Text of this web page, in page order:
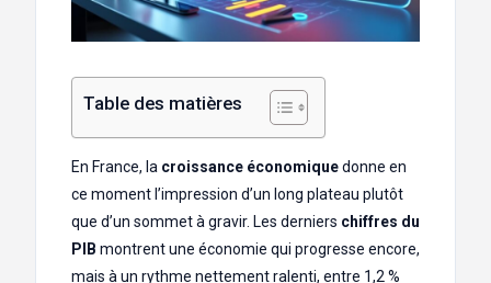
Table des matières
En France, la croissance économiquedonne en
ce moment l’impression d’un long plateau plutôt
que d’un sommet à gravir. Les derniers chiffres du
PIB montrent une économie qui progresse encore,
mais à un rythme nettement ralenti, entre 1,2 %